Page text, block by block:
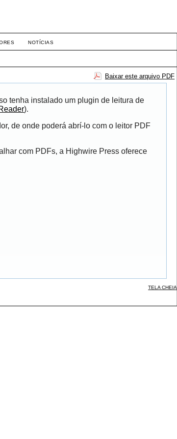
NOTÍCIAS
Baixar este arquivo PDF
tenha instalado um plugin de leitura de
).
de onde poderá abrí-lo com o leitor PDF
com PDFs, a Highwire Press oferece
TELA CHEIA